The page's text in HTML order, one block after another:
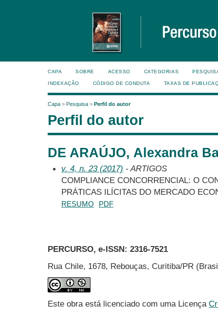
CAPA SOBRE ACESSO CATEGORIAS
INDEXAÇÃO CÓDIGO DE CONDUTA TAXAS DE
Capa > Pesquisa > Perfil do autor
Perfil do autor
DE ARAÚJO, Alexandra
v. 4, n. 23 (2017) - ARTIGOS
COMPLIANCE CONCORRENCIAL: O
PRÁTICAS ILÍCITAS DO MERCADO
RESUMO PDF
PERCURSO, e-ISSN: 2316-7521
Rua Chile, 1678, Rebouças, Curitiba/PR
Este obra está licenciado com uma Licença